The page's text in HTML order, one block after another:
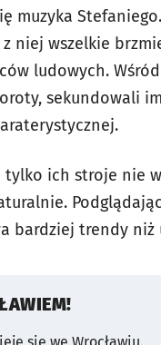
muzyka
niej wszelkie
ludowych.
sekundowali
ich stroje nie
bardziej trendy